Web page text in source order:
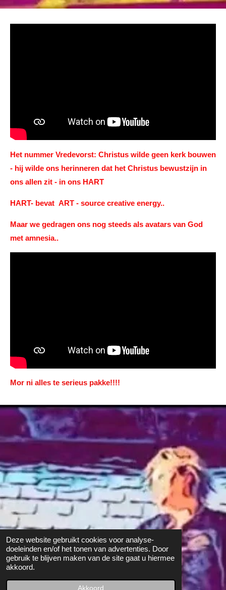
Deze website gebruikt cookies voor analyse-
doeleinden en/of het tonen van advertenties. Door
gebruik te blijven maken van de site gaat u hiermee
akkoord.
Akkoord
Het nummer Vredevorst: Christus wilde geen kerk bouwen
- hij wilde ons herinneren dat het Christus bewustzijn in
ons allen zit - in ons HART
HART- bevat ART - source creative energy..
Maar we gedragen ons nog steeds als avatars van God
met amnesia..
Mor ni alles te serieus pakke!!!!